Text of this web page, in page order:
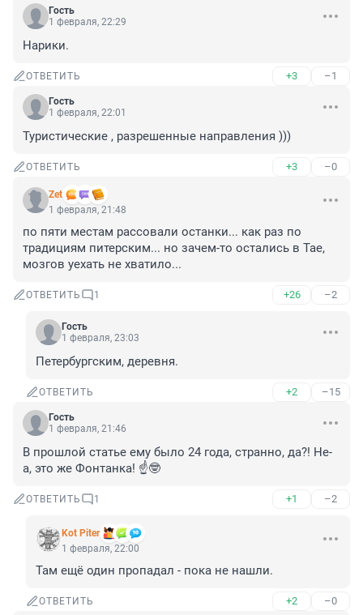
Гость
1 февраля, 22:29
Нарики.
ОТВЕТИТЬ +3 –1
Гость
1 февраля, 22:01
Туристические , разрешенные направления )))
ОТВЕТИТЬ +3 –0
Zet
1 февраля, 21:48
по пяти местам рассовали останки... как раз по
традициям питерским... но зачем-то остались в Тае,
мозгов уехать не хватило...
ОТВЕТИТЬ 1 +26 –2
Гость
1 февраля, 23:03
Петербургским, деревня.
ОТВЕТИТЬ +2 –15
Гость
1 февраля, 21:46
В прошлой статье ему было 24 года, странно, да?! Не-
а, это же Фонтанка! ☝️🤓
ОТВЕТИТЬ 1 +1 –2
Kot Piter
1 февраля, 22:00
Там ещё один пропадал - пока не нашли.
ОТВЕТИТЬ +2 –0